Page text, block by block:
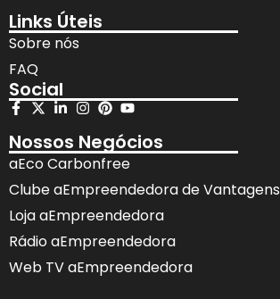
Links Úteis
Sobre nós
FAQ
Social
Nossos Negócios
aEco Carbonfree
Clube aEmpreendedora de Vantagens
Loja aEmpreendedora
Rádio aEmpreendedora
Web TV aEmpreendedora